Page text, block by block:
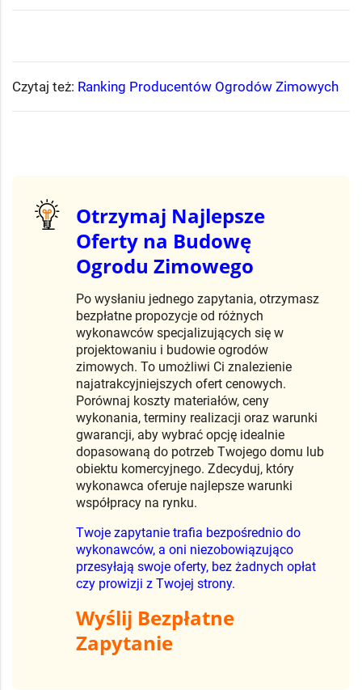
Czytaj też: Ranking Producentów Ogrodów Zimowych
Otrzymaj Najlepsze
Oferty na Budowę
Ogrodu Zimowego
Po wysłaniu jednego zapytania, otrzymasz
bezpłatne propozycje od różnych
wykonawców specjalizujących się w
projektowaniu i budowie ogrodów
zimowych. To umożliwi Ci znalezienie
najatrakcyjniejszych ofert cenowych.
Porównaj koszty materiałów, ceny
wykonania, terminy realizacji oraz warunki
gwarancji, aby wybrać opcję idealnie
dopasowaną do potrzeb Twojego domu lub
obiektu komercyjnego. Zdecyduj, który
wykonawca oferuje najlepsze warunki
współpracy na rynku.
Twoje zapytanie trafia bezpośrednio do
wykonawców, a oni niezobowiązująco
przesyłają swoje oferty, bez żadnych opłat
czy prowizji z Twojej strony.
Wyślij Bezpłatne
Zapytanie